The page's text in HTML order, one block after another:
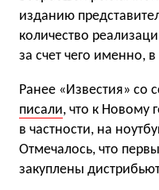
изданию
количество
за счет чего именно,
Ранее «Известия» со
писали, что к Новому
в частности, на
Отмечалось, что
закуплены